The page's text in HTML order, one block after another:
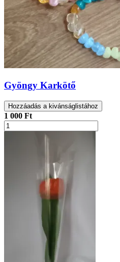
Gyöngy Karkötő
Hozzáadás a kivánságlistához
1 000 Ft